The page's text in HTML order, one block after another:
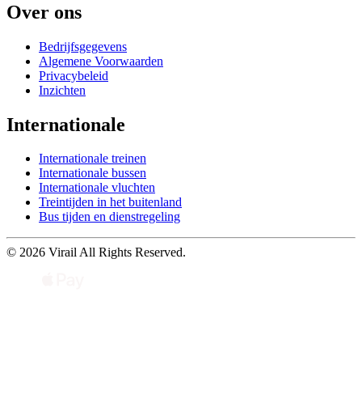
Over ons
Bedrijfsgegevens
Algemene Voorwaarden
Privacybeleid
Inzichten
Internationale
Internationale treinen
Internationale bussen
Internationale vluchten
Treintijden in het buitenland
Bus tijden en dienstregeling
© 2026 Virail All Rights Reserved.